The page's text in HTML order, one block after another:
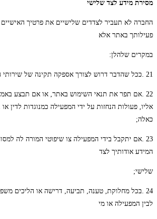
מסירת מידע לצד שלישי
החברה לא תעביר לצדדים שלישיים את פרטיך
פעילותך באתר אלא
במקרים שלהלן:
21 .ככל שהדבר דרוש לצורך אספקה תקינה של שירותי האתר;
22 .אם תפר את תנאי השימוש באתר, או אם תבצע
אליו, פעולות הנחזות על ידי המפעילה כמנוגדות לדין או
כאלה;
23 .אם יתקבל בידי המפעילה צו שיפוטי המורה לה
המידע אודותיך לצד
שלישי;
24 .בכל מחלוקת, טענה, תביעה, דרישה או הליכים
לבין המפעילה או מי